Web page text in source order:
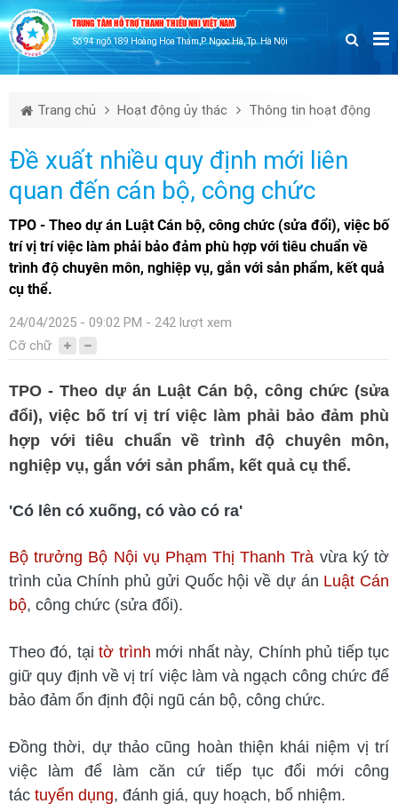
TRUNG TÂM HỖ TRỢ THANH THIẾU NHI VIỆT NAM
Số 94 ngõ 189 Hoàng Hoa Thám,P. Ngọc Hà, Tp. Hà Nội
Trang chủ Hoạt động ủy thác Thông tin hoạt động
Đề xuất nhiều quy định mới liên
quan đến cán bộ, công chức
TPO - Theo dự án Luật Cán bộ, công chức (sửa đổi), việc bố
trí vị trí việc làm phải bảo đảm phù hợp với tiêu chuẩn về
trình độ chuyên môn, nghiệp vụ, gắn với sản phẩm, kết quả
cụ thể.
24/04/2025 - 09:02 PM - 242 lượt xem
Cỡ chữ
TPO - Theo dự án Luật Cán bộ, công chức (sửa
đổi), việc bố trí vị trí việc làm phải bảo đảm phù
hợp với tiêu chuẩn về trình độ chuyên môn,
nghiệp vụ, gắn với sản phẩm, kết quả cụ thể.
'Có lên có xuống, có vào có ra'
Bộ trưởng Bộ Nội vụ Phạm Thị Thanh Trà vừa ký tờ
trình của Chính phủ gửi Quốc hội về dự án Luật Cán
bộ, công chức (sửa đổi).
Theo đó, tạitờ trình mới nhất này, Chính phủ tiếp tục
giữ quy định về vị trí việc làm và ngạch công chức để
bảo đảm ổn định đội ngũ cán bộ, công chức.
Đồng thời, dự thảo cũng hoàn thiện khái niệm vị trí
việc làm để làm căn cứ tiếp tục đổi mới công
tác tuyển dụng, đánh giá, quy hoạch, bổ nhiệm.